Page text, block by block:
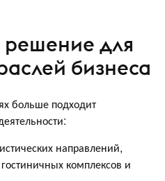
для
бизнеса
больше подходит
направлений,
комплексов и